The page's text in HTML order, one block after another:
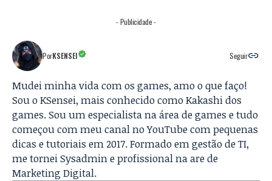
- Publicidade -
PorKSENSEI Seguir
Mudei minha vida com os games, amo o que faço!
Sou o KSensei, mais conhecido como Kakashi dos
games. Sou um especialista na área de games e tudo
começou com meu canal no YouTube com pequenas
dicas e tutoriais em 2017. Formado em gestão de TI,
me tornei Sysadmin e profissional na are de
Marketing Digital.